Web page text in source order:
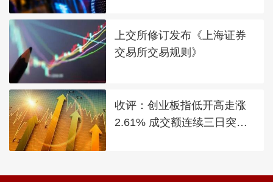
上交所修订发布《上海证券
交易所交易规则》
收评：创业板指低开高走涨
2.61% 成交额连续三日突破2